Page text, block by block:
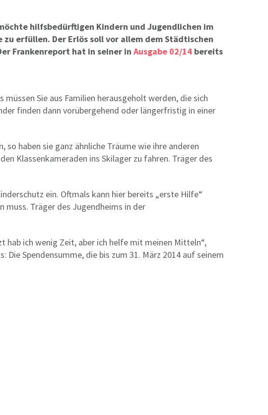
hilfsbedürftigen Kindern und Jugendlichen im
erfüllen. Der Erlös soll vor allem dem Städtischen
Frankenreport hat in seiner in Ausgabe 02/14 bereits
Sie aus Familien herausgeholt werden, die sich
finden dann vorübergehend oder längerfristig in einer
haben sie ganz ähnliche Träume wie ihre anderen
Klassenkameraden ins Skilager zu fahren. Träger des
ein. Oftmals kann hier bereits „erste Hilfe“
muss. Träger des Jugendheims in der
hab ich wenig Zeit, aber ich helfe mit meinen Mitteln“,
Spendensumme, die bis zum 31. März 2014 auf seinem